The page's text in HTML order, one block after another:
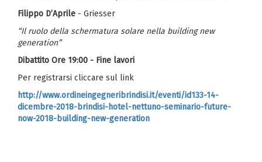
Filippo D’Aprile - Griesser
“Il ruolo della schermatura solare nella building new
generation”
Dibattito Ore 19:00 - Fine lavori
Per registrarsi cliccare sul link
http://www.ordineingegneribrindisi.it/eventi/id133-14-
dicembre-2018-brindisi-hotel-nettuno-seminario-future-
now-2018-building-new-generation